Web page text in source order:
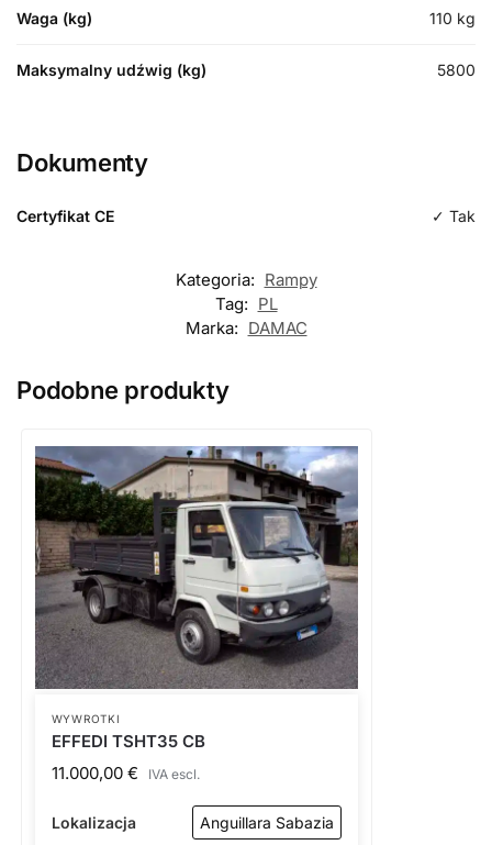
Waga (kg) 110 kg
Maksymalny udźwig (kg) 5800
Dokumenty
Certyfikat CE ✓ Tak
Kategoria: Rampy
Tag: PL
Marka: DAMAC
Podobne produkty
WYWROTKI
EFFEDI TSHT35 CB
11.000,00 € IVA escl.
Lokalizacja Anguillara Sabazia